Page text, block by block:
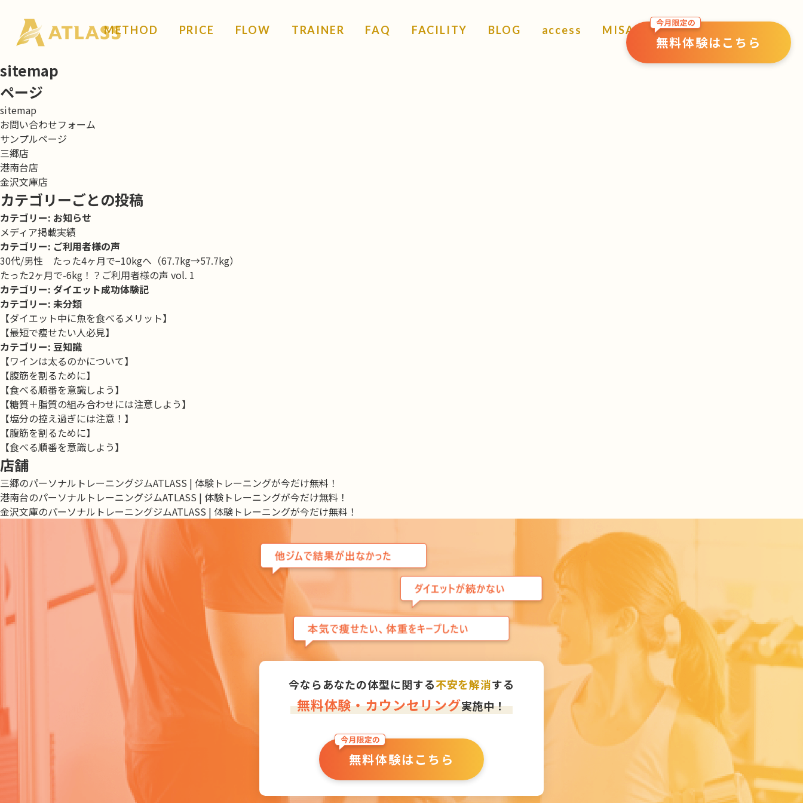
METHOD PRICE FLOW TRAINER FAQ FACILITY BLOG access MISATO
無料体験はこちら
sitemap
ページ
sitemap
お問い合わせフォーム
サンプルページ
三郷店
港南台店
金沢文庫店
カテゴリーごとの投稿
カテゴリー: お知らせ
メディア掲載実績
カテゴリー: ご利用者様の声
30代/男性 たった4ヶ月で−10kgへ（67.7kg→57.7kg）
たった2ヶ月で-6kg！？ご利用者様の声 vol. 1
カテゴリー: ダイエット成功体験記
カテゴリー: 未分類
【ダイエット中に魚を食べるメリット】
【最短で痩せたい人必見】
カテゴリー: 豆知識
【ワインは太るのかについて】
【腹筋を割るために】
【食べる順番を意識しよう】
【糖質＋脂質の組み合わせには注意しよう】
【塩分の控え過ぎには注意！】
【腹筋を割るために】
【食べる順番を意識しよう】
店舗
三郷のパーソナルトレーニングジムATLASS | 体験トレーニングが今だけ無料！
港南台のパーソナルトレーニングジムATLASS | 体験トレーニングが今だけ無料！
金沢文庫のパーソナルトレーニングジムATLASS | 体験トレーニングが今だけ無料！
今ならあなたの体型に関する不安を解消する
無料体験・カウンセリング実施中！
無料体験はこちら